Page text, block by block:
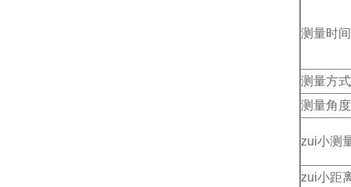
测量时间
测量方式
测量角度
zui小测
zui小距